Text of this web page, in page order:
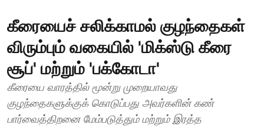
கீரையைச் சலிக்காமல் குழந்தைகள்
விரும்பும் வகையில் 'மிக்ஸ்டு கீரை
சூப்' மற்றும் 'பக்கோடா'
கீரையை வாரத்தில் மூன்று முறையாவது
குழந்தைகளுக்குக் கொடுப்பது அவர்களின் கண்
பார்வைத்திறனை மேம்படுத்தும் மற்றும் இரத்த